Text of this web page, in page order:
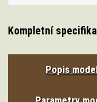
Kompletní
Popis